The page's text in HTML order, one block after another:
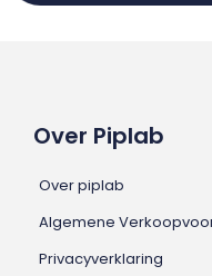
Over Piplab
Over piplab
Algemene
Privacyverklaring